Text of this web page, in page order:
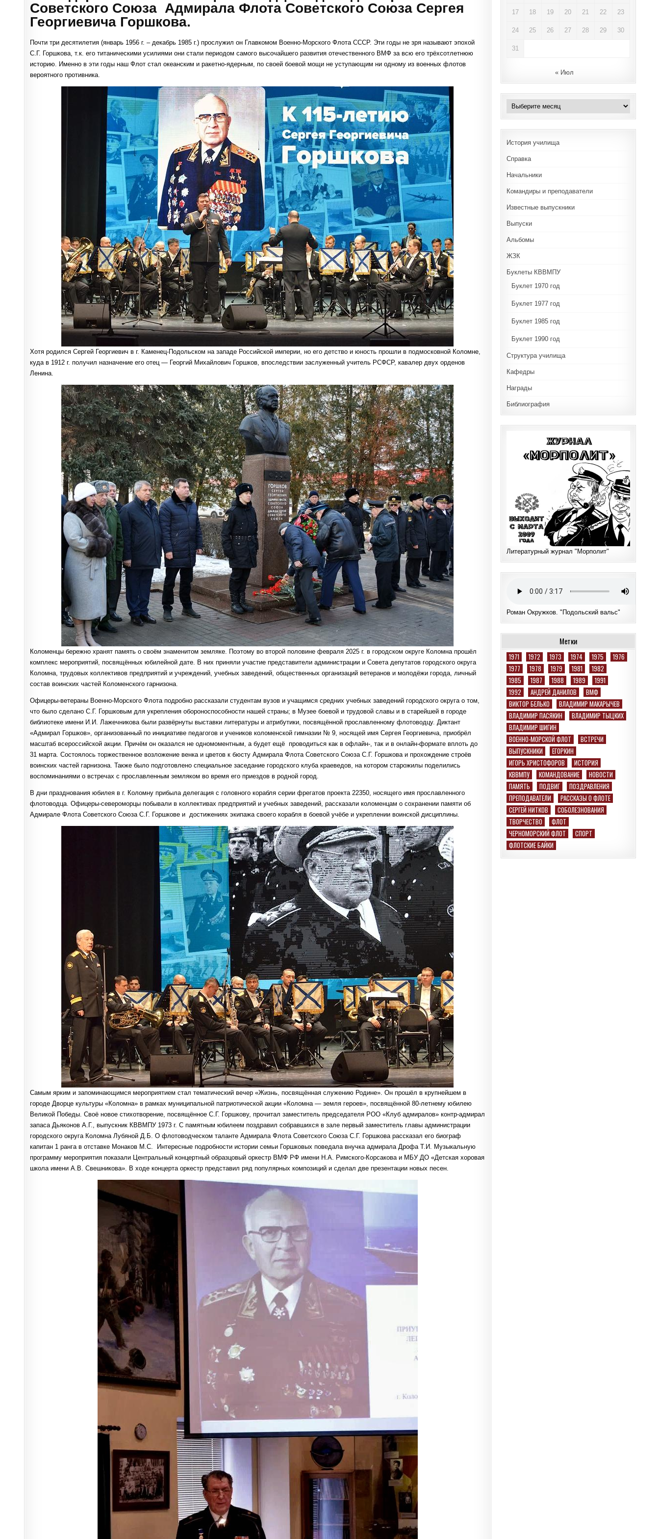
Советского Союза Адмирала Флота Советского Союза Сергея
Георгиевича Горшкова.
Почти три десятилетия (январь 1956 г. – декабрь 1985 г.) прослужил он Главкомом Военно-Морского Флота СССР. Эти годы не зря называют эпохой
С.Г. Горшкова, т.к. его титаническими усилиями они стали периодом самого высочайшего развития отечественного ВМФ за всю его трёхсотлетнюю
историю. Именно в эти годы наш Флот стал океанским и ракетно-ядерным, по своей боевой мощи не уступающим ни одному из военных флотов
вероятного противника.
Хотя родился Сергей Георгиевич в г. Каменец-Подольском на западе Российской империи, но его детство и юность прошли в подмосковной Коломне,
куда в 1912 г. получил назначение его отец — Георгий Михайлович Горшков, впоследствии заслуженный учитель РСФСР, кавалер двух орденов
Ленина.
Коломенцы бережно хранят память о своём знаменитом земляке. Поэтому во второй половине февраля 2025 г. в городском округе Коломна прошёл
комплекс мероприятий, посвящённых юбилейной дате. В них приняли участие представители администрации и Совета депутатов городского округа
Коломна, трудовых коллективов предприятий и учреждений, учебных заведений, общественных организаций ветеранов и молодёжи города, личный
состав воинских частей Коломенского гарнизона.
Офицеры-ветераны Военно-Морского Флота подробно рассказали студентам вузов и учащимся средних учебных заведений городского округа о том,
что было сделано С.Г. Горшковым для укрепления обороноспособности нашей страны; в Музее боевой и трудовой славы и в старейшей в городе
библиотеке имени И.И. Лажечникова были развёрнуты выставки литературы и атрибутики, посвящённой прославленному флотоводцу. Диктант
«Адмирал Горшков», организованный по инициативе педагогов и учеников коломенской гимназии № 9, носящей имя Сергея Георгиевича, приобрёл
масштаб всероссийской акции. Причём он оказался не одномоментным, а будет ещё проводиться как в офлайн-, так и в онлайн-формате вплоть до
31 марта. Состоялось торжественное возложение венка и цветов к бюсту Адмирала Флота Советского Союза С.Г. Горшкова и прохождение строёв
воинских частей гарнизона. Также было подготовлено специальное заседание городского клуба краеведов, на котором старожилы поделились
воспоминаниями о встречах с прославленным земляком во время его приездов в родной город.
В дни празднования юбилея в г. Коломну прибыла делегация с головного корабля серии фрегатов проекта 22350, носящего имя прославленного
флотоводца. Офицеры-североморцы побывали в коллективах предприятий и учебных заведений, рассказали коломенцам о сохранении памяти об
Адмирале Флота Советского Союза С.Г. Горшкове и достижениях экипажа своего корабля в боевой учёбе и укреплении воинской дисциплины.
Самым ярким и запоминающимся мероприятием стал тематический вечер «Жизнь, посвящённая служению Родине». Он прошёл в крупнейшем в
городе Дворце культуры «Коломна» в рамках муниципальной патриотической акции «Коломна — земля героев», посвящённой 80-летнему юбилею
Великой Победы. Своё новое стихотворение, посвящённое С.Г. Горшкову, прочитал заместитель председателя РОО «Клуб адмиралов» контр-адмирал
запаса Дьяконов А.Г., выпускник КВВМПУ 1973 г. С памятным юбилеем поздравил собравшихся в зале первый заместитель главы администрации
городского округа Коломна Лубяной Д.Б. О флотоводческом таланте Адмирала Флота Советского Союза С.Г. Горшкова рассказал его биограф
капитан 1 ранга в отставке Монаков М.С. Интересные подробности истории семьи Горшковых поведала внучка адмирала Дрофа Т.И. Музыкальную
программу мероприятия показали Центральный концертный образцовый оркестр ВМФ РФ имени Н.А. Римского-Корсакова и МБУ ДО «Детская хоровая
школа имени А.В. Свешникова». В ходе концерта оркестр представил ряд популярных композиций и сделал две презентации новых песен.
17 18 19 20 21 22 23
24 25 26 27 28 29 30
31
« Июл
Архивы
История училища
Справка
Начальники
Командиры и преподаватели
Известные выпускники
Выпуски
Альбомы
ЖЗК
Буклеты КВВМПУ
Буклет 1970 год
Буклет 1977 год
Буклет 1985 год
Буклет 1990 год
Структура училища
Кафедры
Награды
Библиография
Литературный журнал "Морполит"
Роман Окружков. "Подольский вальс"
Метки
1971 1972 1973 1974 1975
1976
1977
1978 1979 1981
1982
1985
1987 1988 1989
1991
1992
АНДРЕЙ ДАНИЛОВ
ВМФ
ВИКТОР БЕЛЬКО
ВЛАДИМИР МАКАРЫЧЕВ
ВЛАДИМИР ПАСЯКИН
ВЛАДИМИР ТЫЦКИХ
ВЛАДИМИР ШИГИН
ВОЕННО-МОРСКОЙ ФЛОТ
ВСТРЕЧИ
ВЫПУСКНИКИ
ЕГОРКИН
ИГОРЬ ХРИСТОФОРОВ
ИСТОРИЯ
КВВМПУ
КОМАНДОВАНИЕ
НОВОСТИ
ПАМЯТЬ
ПОДВИГ
ПОЗДРАВЛЕНИЯ
ПРЕПОДАВАТЕЛИ
РАССКАЗЫ О ФЛОТЕ
СЕРГЕЙ НИТКОВ
СОБОЛЕЗНОВАНИЯ
ТВОРЧЕСТВО
ФЛОТ
ЧЕРНОМОРСКИЙ ФЛОТ
СПОРТ
ФЛОТСКИЕ БАЙКИ